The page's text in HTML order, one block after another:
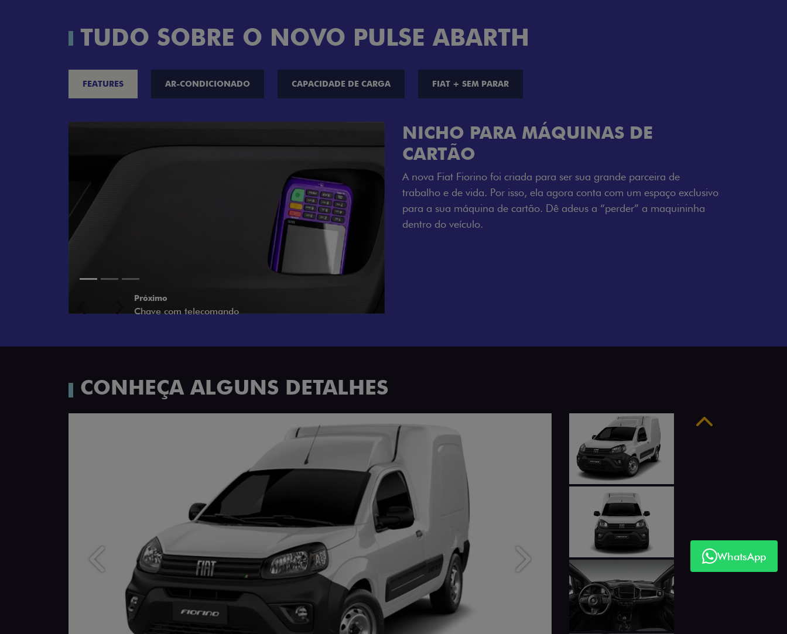
TUDO SOBRE O NOVO PULSE ABARTH
FEATURES AR-CONDICIONADO CAPACIDADE DE CARGA FIAT + SEM PARAR
CHAVE COM TELECOMANDO
Agora, a chave da sua nova Fiorino pode abrir o veículo também à
distância, e não mais somente pela fechadura. São detalhes como
esse que trazem ainda mais fluidez para o seu dia de trabalho.
PreviousNext
CONHEÇA ALGUNS DETALHES
Anterior
WhatsApp